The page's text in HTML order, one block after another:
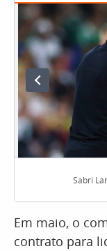
Sabri
Em maio, o
contrato para